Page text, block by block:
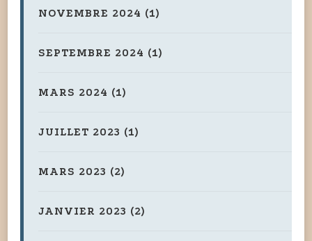
NOVEMBRE 2024 (1)
SEPTEMBRE 2024 (1)
MARS 2024 (1)
JUILLET 2023 (1)
MARS 2023 (2)
JANVIER 2023 (2)